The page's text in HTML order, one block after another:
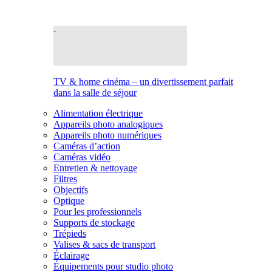
TV & home cinéma – un divertissement parfait
dans la salle de séjour
Alimentation électrique
Appareils photo analogiques
Appareils photo numériques
Caméras d’action
Caméras vidéo
Entretien & nettoyage
Filtres
Objectifs
Optique
Pour les professionnels
Supports de stockage
Trépieds
Valises & sacs de transport
Éclairage
Équipements pour studio photo